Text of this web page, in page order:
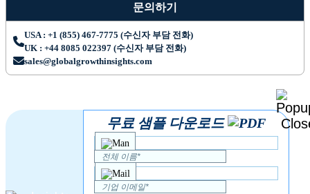
문의하기
USA : +1 (855) 467-7775 (수신자 부담 전화)
UK : +44 8085 022397 (수신자 부담 전화)
sales@globalgrowthinsights.com
무료 샘플 다운로드